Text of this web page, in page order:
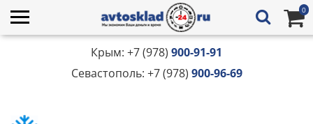
0
Крым: +7 (978) 900-91-91
Севастополь: +7 (978) 900-96-69